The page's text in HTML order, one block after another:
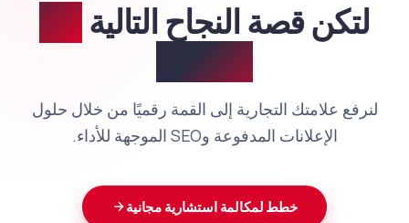
لتكن قصة النجاح التاليةهي
قصتكم.
لنرفع علامتك التجارية إلى القمة رقميًا من خلال حلول
الإعلانات المدفوعة وSEO الموجهة للأداء.
خطط لمكالمة استشارية مجانية